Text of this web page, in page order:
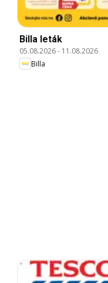
Billa leták
05.08.2026- 11.08.2026
Billa